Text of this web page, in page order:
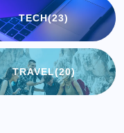
TECH(23)
TRAVEL(20)